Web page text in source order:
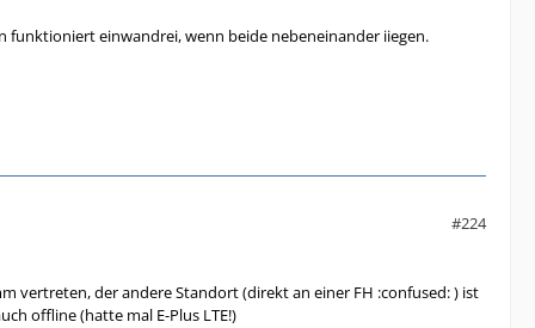
funktioniert einwandrei, wenn beide nebeneinander iiegen.
#224
vertreten, der andere Standort (direkt an einer FH :confused: ) ist
offline (hatte mal E-Plus LTE!)